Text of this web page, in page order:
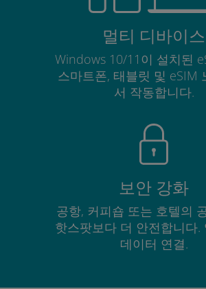
멀티 디바이스
Windows 10/11이 설치된
스마트폰, 태블릿 및 eSIM
서 작동합니다.
보안 강화
공항, 커피숍 또는 호텔의
핫스팟보다 더 안전합니다.
데이터 연결.